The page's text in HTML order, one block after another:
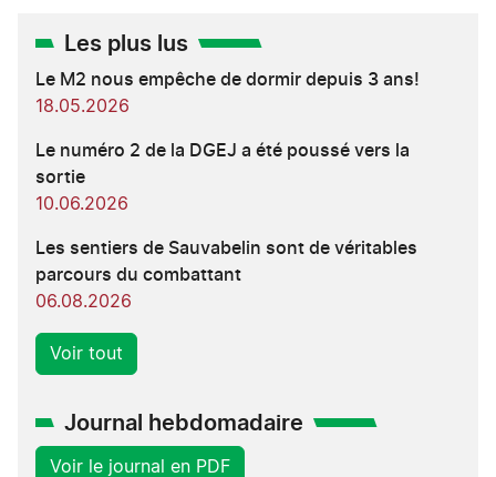
Les plus lus
Le M2 nous empêche de dormir depuis 3 ans!
18.05.2026
Le numéro 2 de la DGEJ a été poussé vers la
sortie
10.06.2026
Les sentiers de Sauvabelin sont de véritables
parcours du combattant
06.08.2026
Voir tout
Journal hebdomadaire
Voir le journal en PDF